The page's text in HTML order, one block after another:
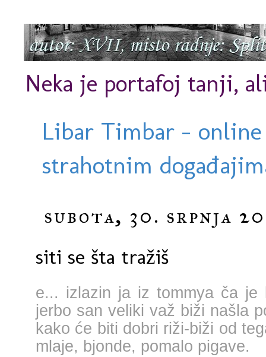
Neka je portafoj tanji,
Libar Timbar -
strahotnim
subota, 30. srpnja
siti se šta tražiš
e... izlazin ja iz tommya ča je
jerbo san veliki važ biži našla
kako će biti dobri riži-biži od
mlaje, bjonde, pomalo pigave.